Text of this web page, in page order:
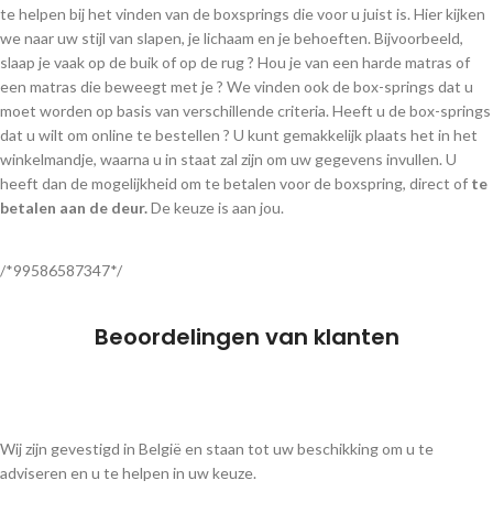
te helpen bij het vinden van de boxsprings die voor u juist is. Hier kijken
we naar uw stijl van slapen, je lichaam en je behoeften. Bijvoorbeeld,
slaap je vaak op de buik of op de rug ? Hou je van een harde matras of
een matras die beweegt met je ? We vinden ook de box-springs dat u
moet worden op basis van verschillende criteria. Heeft u de box-springs
dat u wilt om online te bestellen ? U kunt gemakkelijk plaats het in het
winkelmandje, waarna u in staat zal zijn om uw gegevens invullen. U
heeft dan de mogelijkheid om te betalen voor de boxspring, direct of te
betalen aan de deur.De keuze is aan jou.
/*99586587347*/
Beoordelingen van klanten
Wij zijn gevestigd in België en staan tot uw beschikking om u te
adviseren en u te helpen in uw keuze.